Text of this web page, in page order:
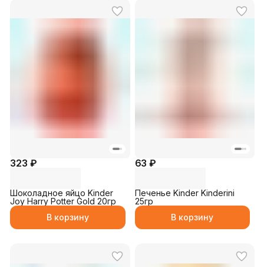
323 ₽
Шоколадное яйцо Kinder
Joy Harry Potter Gold 20гр
В корзину
63 ₽
Печенье Kinder Kinderini
25гр
В корзину